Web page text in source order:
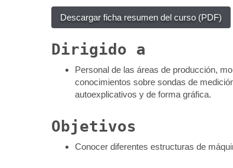
Descargar ficha resumen del curso (PDF)
Dirigido a
Personal de las áreas de producción,
conocimientos sobre sondas de
autoexplicativos y de forma gráfica.
Objetivos
Conocer diferentes estructuras de